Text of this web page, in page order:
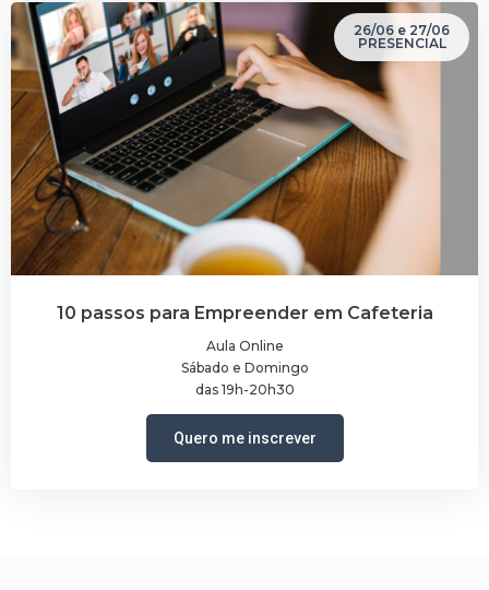
26/06 e 27/06
PRESENCIAL
10 passos para Empreender em Cafeteria
Aula Online
Sábado e Domingo
das 19h-20h30
Quero me inscrever